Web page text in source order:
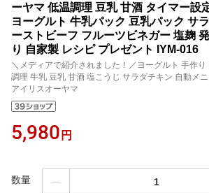
ーヤマ 低温調理 豆乳 甘酒 タイマー設
ヨーグルト 牛乳パック 豆乳パック サ
ーストビーフ フルーツビネガー 塩麹
り 自家製 レシピ プレゼント IYM-016
＼メディアで紹介されました！／ヨーグルト 手作
調理 牛乳 豆乳 甘酒 塩こうじ サラダチキン 自動メ
アイリスオーヤマ
5,980 円
数量